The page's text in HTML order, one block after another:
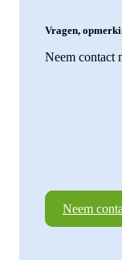
Vragen,
Neem contact
Neem